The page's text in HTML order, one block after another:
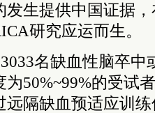
生提供中国证据
研究应运而生。
名缺血性脑卒
50%~99%的受试
远隔缺血预适应训